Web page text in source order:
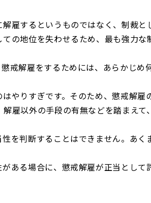
するというものではなく、制裁と
の地位を失わせるため、最も強力な
戒解雇をするためには、あらかじめ
やりすぎです。そのため、懲戒解
雇以外の手段の有無などを踏まえて
を判断することはできません。あ
ある場合に、懲戒解雇が正当として